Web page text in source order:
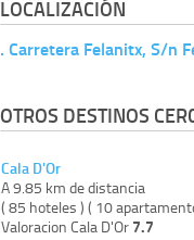
LOCALIZACIÓN
. Carretera Felanitx, S/n
OTROS DESTINOS
Cala D'Or
A 9.85 km de distancia
( 85 hoteles ) ( 10
Valoracion Cala D'Or 7.7